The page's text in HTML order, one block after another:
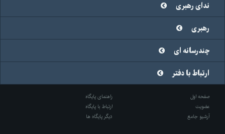
ندای رهبری
رهبری
چندرسانه ای
ارتباط با دفتر
صفحه اول
راهنمای پایگاه
عضویت
ارتباط با پایگاه
آرشیو جامع
دیگر پایگاه ها